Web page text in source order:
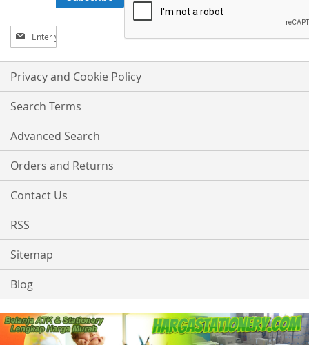
Sign
Up
for
Our
Newsletter:
Privacy and Cookie Policy
Search Terms
Advanced Search
Orders and Returns
Contact Us
RSS
Sitemap
Blog